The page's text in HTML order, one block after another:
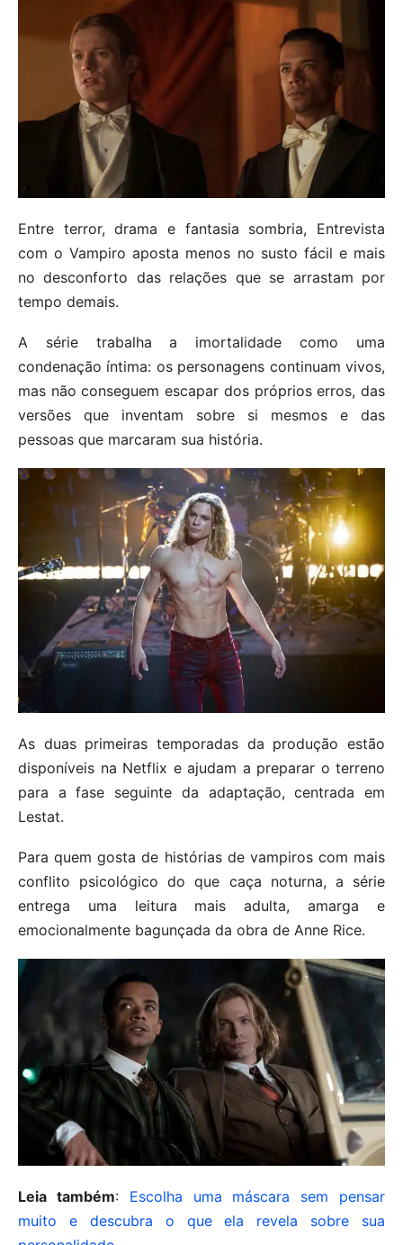
Entre terror, drama e fantasia sombria, Entrevista
com o Vampiro aposta menos no susto fácil e mais
no desconforto das relações que se arrastam por
tempo demais.
A série trabalha a imortalidade como uma
condenação íntima: os personagens continuam vivos,
mas não conseguem escapar dos próprios erros, das
versões que inventam sobre si mesmos e das
pessoas que marcaram sua história.
As duas primeiras temporadas da produção estão
disponíveis na Netflix e ajudam a preparar o terreno
para a fase seguinte da adaptação, centrada em
Lestat.
Para quem gosta de histórias de vampiros com mais
conflito psicológico do que caça noturna, a série
entrega uma leitura mais adulta, amarga e
emocionalmente bagunçada da obra de Anne Rice.
Leia também: Escolha uma máscara sem pensar
muito e descubra o que ela revela sobre sua